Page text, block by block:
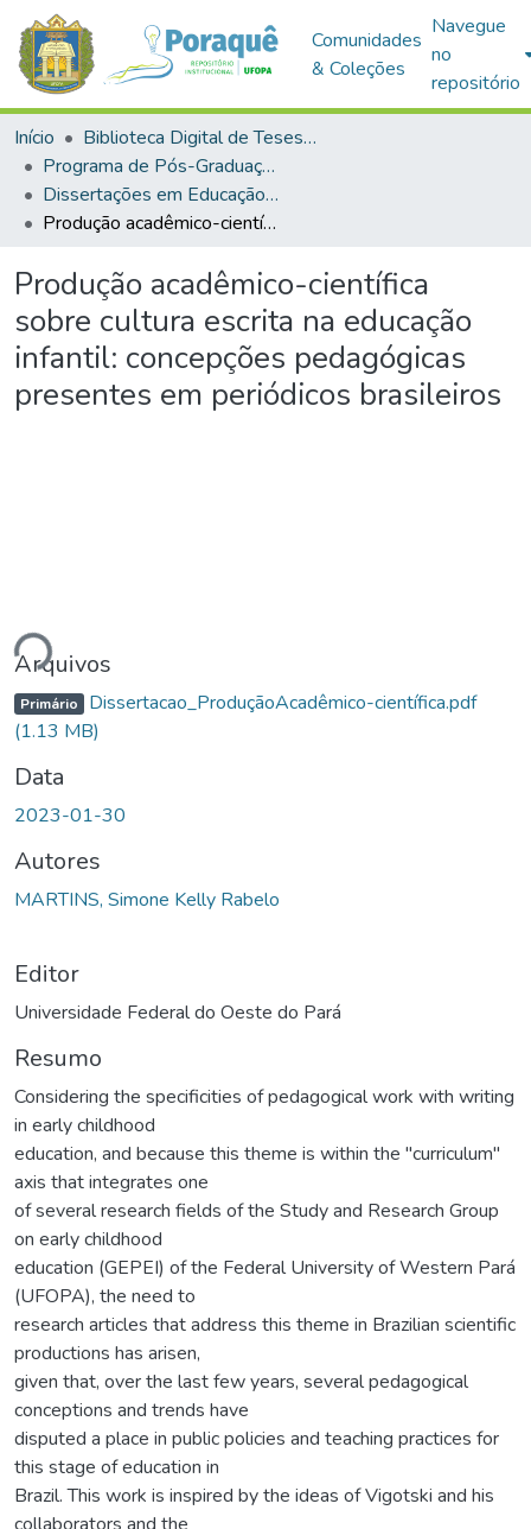
Comunidades
& Coleções
Navegue
no
repositório
Início
Biblioteca Digital de Teses e Dissertações (BDTD)
Programa de Pós-Graduação em Educação (PPGE)
Dissertações em Educação (Mestrado)
Produção acadêmico-científica sobre cultura escrita na educação infantil: concepções pedagógicas presentes em periódicos brasileiros
Produção acadêmico-científica
sobre cultura escrita na educação
infantil: concepções pedagógicas
presentes em periódicos brasileiros
Arquivos
Primário Dissertacao_ProduçãoAcadêmico-científica.pdf
(1.13 MB)
Data
2023-01-30
Autores
MARTINS, Simone Kelly Rabelo
Editor
Universidade Federal do Oeste do Pará
Resumo
Considering the specificities of pedagogical work with writing
in early childhood
education, and because this theme is within the "curriculum"
axis that integrates one
of several research fields of the Study and Research Group
on early childhood
education (GEPEI) of the Federal University of Western Pará
(UFOPA), the need to
research articles that address this theme in Brazilian scientific
productions has arisen,
given that, over the last few years, several pedagogical
conceptions and trends have
disputed a place in public policies and teaching practices for
this stage of education in
Brazil. This work is inspired by the ideas of Vigotski and his